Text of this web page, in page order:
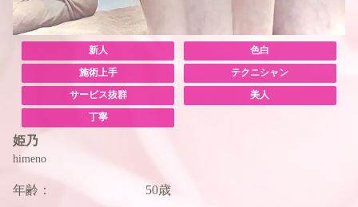
新人
色白
施術上手
テクニシャン
サービス抜群
美人
丁寧
姫乃
himeno
年齢： 50歳